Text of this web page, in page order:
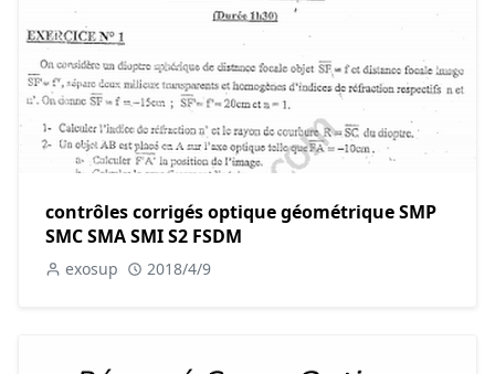
contrôles corrigés optique géométrique SMP
SMC SMA SMI S2 FSDM
exosup 2018/4/9